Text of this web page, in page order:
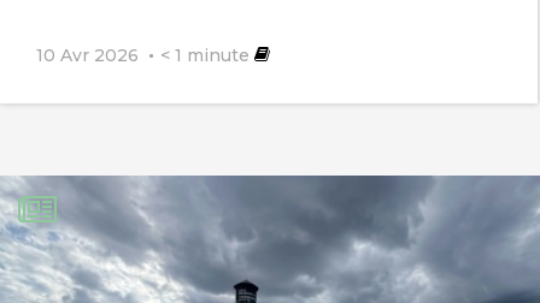
enregistrées cette année autour de la
Planète et le cri d’alarme des
émouvoir nos dirigeants.
Et tant que les gens choisiront
d’emmener leurs enfants en vacances à
10 Avr 2026 < 1 minute